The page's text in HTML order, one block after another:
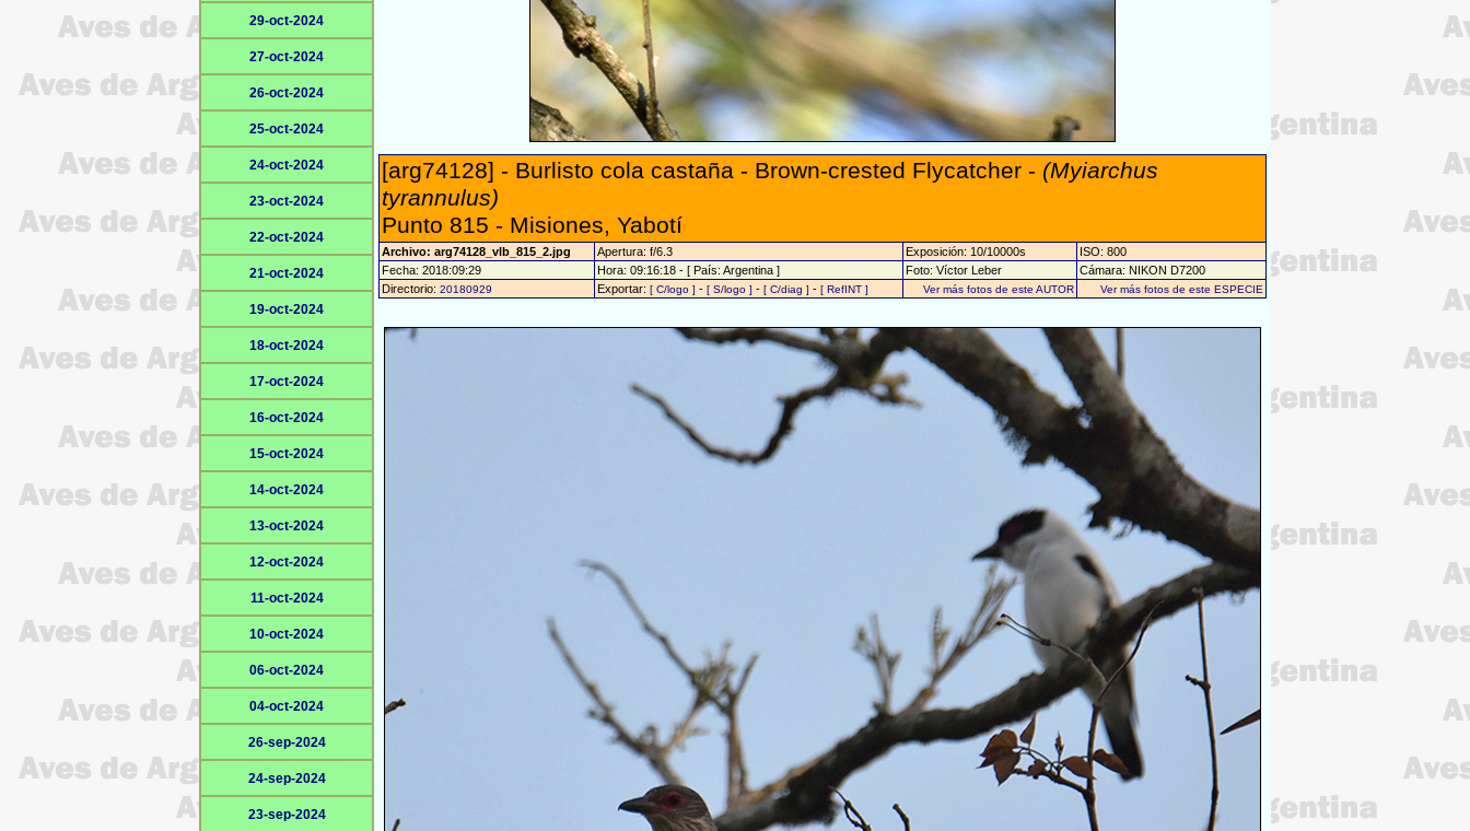
29-oct-2024
27-oct-2024
26-oct-2024
25-oct-2024
24-oct-2024
23-oct-2024
22-oct-2024
21-oct-2024
19-oct-2024
18-oct-2024
17-oct-2024
16-oct-2024
15-oct-2024
14-oct-2024
13-oct-2024
12-oct-2024
11-oct-2024
10-oct-2024
06-oct-2024
04-oct-2024
26-sep-2024
24-sep-2024
23-sep-2024
[arg74128] - Burlisto cola castaña - Brown-crested Flycatcher - (Myiarchus
tyrannulus)
Punto 815 - Misiones, Yabotí
Archivo: arg74128_vlb_815_2.jpg Apertura: f/6.3 Exposición: 10/10000s
ISO: 800
Fecha: 2018:09:29
Hora: 09:16:18 - [ País: Argentina ] Foto: Víctor Leber
Cámara: NIKON D7200
Directorio: 20180929 Exportar: [ C/logo ] - [ S/logo ] - [ C/diag ] - [ RefINT ] Ver más fotos de este AUTOR Ver más fotos de este ESPECIE